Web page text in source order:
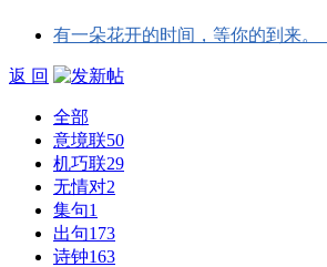
有一朵花开的时间，等你的到来。
返 回
全部
意境联50
机巧联29
无情对2
集句1
出句173
诗钟163